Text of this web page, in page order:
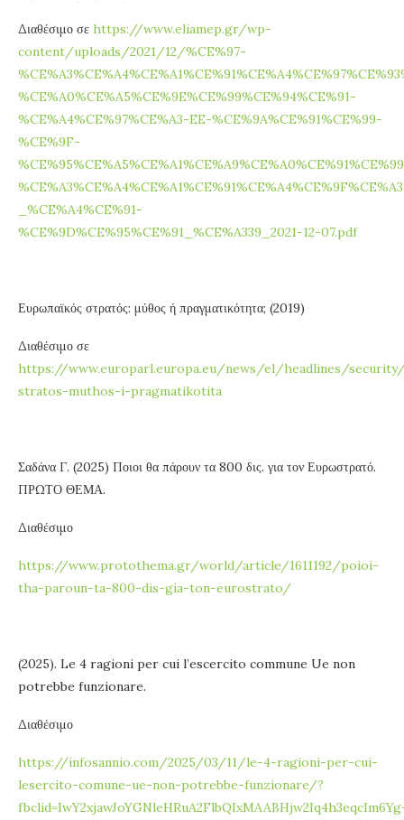
Διαθέσιμο σε https://www.eliamep.gr/wp-
content/uploads/2021/12/%CE%97-
%CE%A0%CE%A5%CE%9E%CE%99%CE%94%CE%91-
%CE%A4%CE%97%CE%A3-EE-%CE%9A%CE%91%CE%99-
%CE%9F-
_%CE%A4%CE%91-
%CE%9D%CE%95%CE%91_%CE%A339_2021-12-07.pdf
Ευρωπαϊκός στρατός: μύθος ή πραγματικότητα; (2019)
Διαθέσιμο σε
https://www.europarl.europa.eu/news/el/headlines/security/
stratos-muthos-i-pragmatikotita
Σαδάνα Γ. (2025) Ποιοι θα πάρουν τα 800 δις. για τον Ευρωστρατό.
ΠΡΩΤΟ ΘΕΜΑ.
Διαθέσιμο
https://www.protothema.gr/world/article/1611192/poioi-
tha-paroun-ta-800-dis-gia-ton-eurostrato/
(2025). Le 4 ragioni per cui l’escercito commune Ue non
potrebbe funzionare.
Διαθέσιμο
https://infosannio.com/2025/03/11/le-4-ragioni-per-cui-
lesercito-comune-ue-non-potrebbe-funzionare/?